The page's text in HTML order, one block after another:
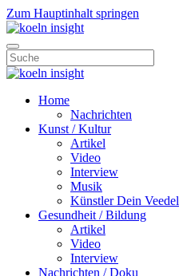
Zum Hauptinhalt springen
Home
Nachrichten
Kunst / Kultur
Artikel
Video
Interview
Musik
Künstler Dein Veedel
Gesundheit / Bildung
Artikel
Video
Interview
Nachrichten / Doku